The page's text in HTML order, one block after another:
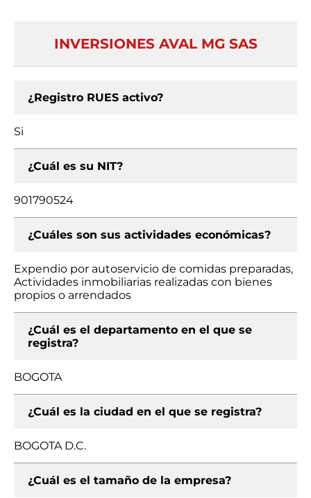
INVERSIONES AVAL MG SAS
¿Registro RUES activo?
Si
¿Cuál es su NIT?
901790524
¿Cuáles son sus actividades económicas?
Expendio por autoservicio de comidas preparadas,
Actividades inmobiliarias realizadas con bienes
propios o arrendados
¿Cuál es el departamento en el que se
registra?
BOGOTA
¿Cuál es la ciudad en el que se registra?
BOGOTA D.C.
¿Cuál es el tamaño de la empresa?